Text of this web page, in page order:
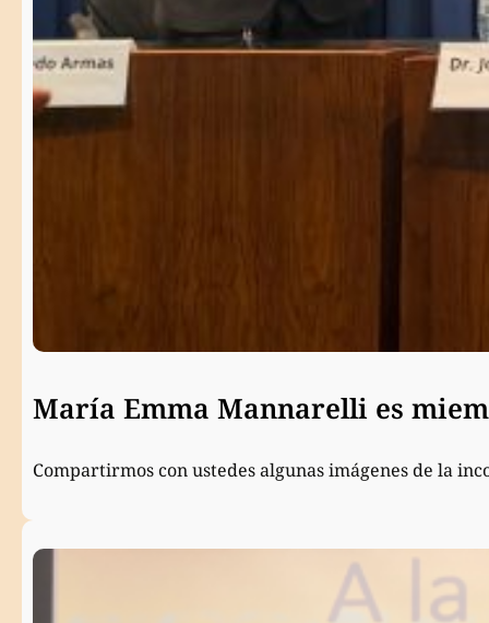
María Emma Mannarelli es
Compartirmos con ustedes algunas imágenes de la